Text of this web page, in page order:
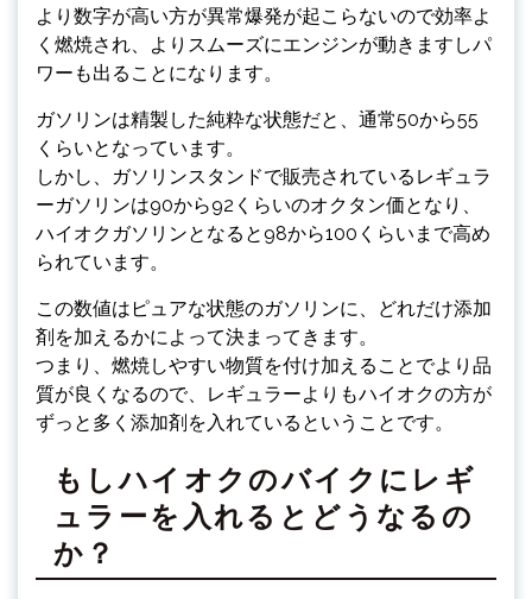
より数字が高い方が異常爆発が起こらないので効率よ
く燃焼され、よりスムーズにエンジンが動きますしパ
ワーも出ることになります。
ガソリンは精製した純粋な状態だと、通常50から55
くらいとなっています。
しかし、ガソリンスタンドで販売されているレギュラ
ーガソリンは90から92くらいのオクタン価となり、
ハイオクガソリンとなると98から100くらいまで高め
られています。
この数値はピュアな状態のガソリンに、どれだけ添加
剤を加えるかによって決まってきます。
つまり、燃焼しやすい物質を付け加えることでより品
質が良くなるので、レギュラーよりもハイオクの方が
ずっと多く添加剤を入れているということです。
もしハイオクのバイクにレギ
ュラーを入れるとどうなるの
か？